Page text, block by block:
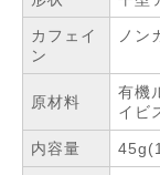
カフェイ
ン
ノン
原材料
有機
イビ
内容量